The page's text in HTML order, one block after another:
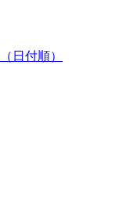
日付順）